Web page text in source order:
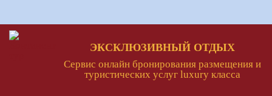
ЭКСКЛЮЗИВНЫЙ ОТДЫХ
Сервис онлайн бронирования размещения и
туристических услуг luxury класса